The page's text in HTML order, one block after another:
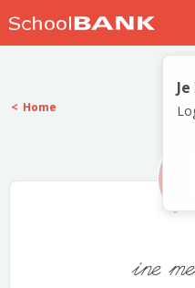
Meld
Home
ine